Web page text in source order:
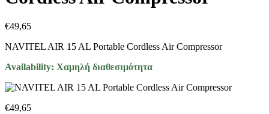
€49,65
NAVITEL AIR 15 AL Portable Cordless Air Compressor
Availability: Χαμηλή διαθεσιμότητα
€49,65